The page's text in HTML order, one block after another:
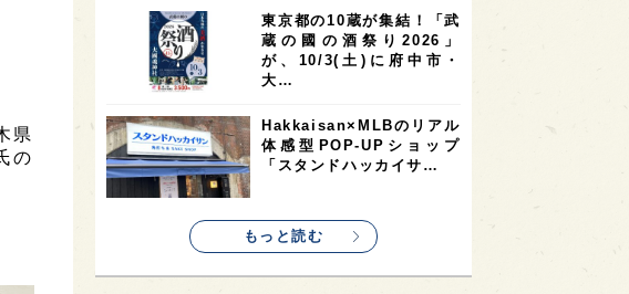
県
の
全蔵めぐり 1 シンガポール 1 カナダ 1
1 熊本県 徳島県
イギリス 1 ノルウェー 1 新宿区 1
歌舞伎町 1 沖縄県 1 鳥取県 1
saketimes_image_4 1
東京都の10蔵が集結！「武
蔵の國の酒祭り2026」
が、10/3(土)に府中市・
大…
Hakkaisan×MLBのリアル
体感型POP-UPショップ
「スタンドハッカイサ…
もっと読む